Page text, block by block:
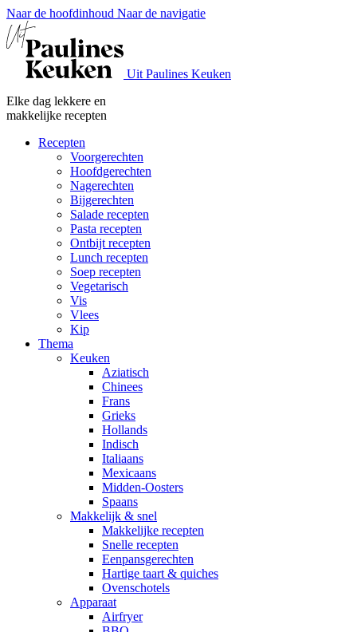
Naar de hoofdinhoud Naar de navigatie
Uit Paulines Keuken
Elke dag lekkere en
makkelijke recepten
Recepten
Voorgerechten
Hoofdgerechten
Nagerechten
Bijgerechten
Salade recepten
Pasta recepten
Ontbijt recepten
Lunch recepten
Soep recepten
Vegetarisch
Vis
Vlees
Kip
Thema
Keuken
Aziatisch
Chinees
Frans
Grieks
Hollands
Indisch
Italiaans
Mexicaans
Midden-Oosters
Spaans
Makkelijk & snel
Makkelijke recepten
Snelle recepten
Eenpansgerechten
Hartige taart & quiches
Ovenschotels
Apparaat
Airfryer